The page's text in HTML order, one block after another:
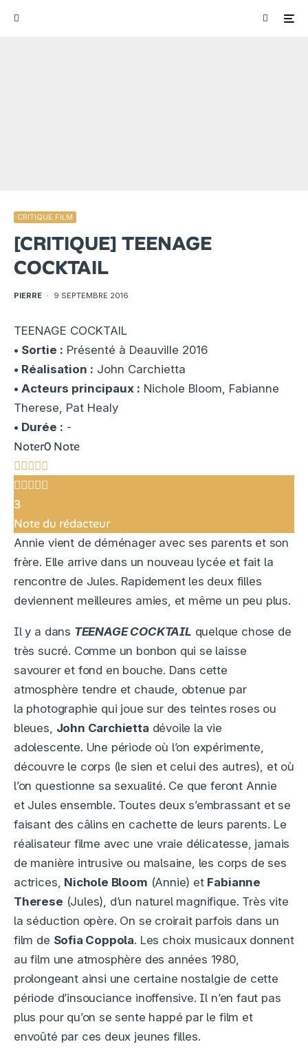
CRITIQUE FILM
[CRITIQUE] TEENAGE
COCKTAIL
PIERRE · 9 SEPTEMBRE 2016
TEENAGE COCKTAIL
• Sortie : Présenté à Deauville 2016
• Réalisation : John Carchietta
• Acteurs principaux : Nichole Bloom, Fabianne
Therese, Pat Healy
• Durée : -
Noter0 Note
3
Note du rédacteur
Annie vient de déménager avec ses parents et son
frère. Elle arrive dans un nouveau lycée et fait la
rencontre de Jules. Rapidement les deux filles
deviennent meilleures amies, et même un peu plus.
Il y a dans TEENAGE COCKTAIL quelque chose de
très sucré. Comme un bonbon qui se laisse
savourer et fond en bouche. Dans cette
atmosphère tendre et chaude, obtenue par
la photographie qui joue sur des teintes roses ou
bleues, John Carchietta dévoile la vie
adolescente. Une période où l’on expérimente,
découvre le corps (le sien et celui des autres), et où
l’on questionne sa sexualité. Ce que feront Annie
et Jules ensemble. Toutes deux s’embrassant et se
faisant des câlins en cachette de leurs parents. Le
réalisateur filme avec une vraie délicatesse, jamais
de manière intrusive ou malsaine, les corps de ses
actrices, Nichole Bloom (Annie) et Fabianne
Therese (Jules), d’un naturel magnifique. Très vite
la séduction opère. On se croirait parfois dans un
film de Sofia Coppola. Les choix musicaux donnent
au film une atmosphère des années 1980,
prolongeant ainsi une certaine nostalgie de cette
période d’insouciance inoffensive. Il n’en faut pas
plus pour qu’on se sente happé par le film et
envoûté par ces deux jeunes filles.